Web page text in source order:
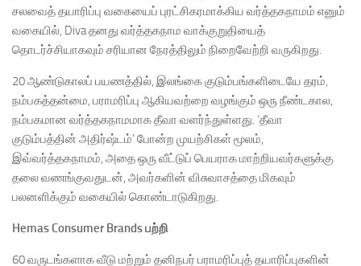
சலவைத் தயாரிப்பு வகையைப் புரட்சிகரமாக்கிய வர்த்தகநாமம் எனும்
வகையில், Diva தனது வர்த்தகநாம வாக்குறுதியைத்
தொடர்ச்சியாகவும் சரியான நேரத்திலும் நிறைவேற்றி வருகிறது.
20 ஆண்டுகாலப் பயணத்தில், இலங்கை குடும்பங்களிடையே தரம்,
நம்பகத்தன்மை, பராமரிப்பு ஆகியவற்றை வழங்கும் ஒரு நீண்டகால,
நம்பகமான வர்த்தகநாமமாக தீவா வளர்ந்துள்ளது. ‘தீவா
குடும்பத்தின் அதிர்ஷ்டம்’ போன்ற முயற்சிகள் மூலம்,
இவ்வர்த்தகநாமம், அதை ஒரு வீட்டுப் பெயராக மாற்றியவர்களுக்கு
தலை வணங்குவதுடன், அவர்களின் விசுவாசத்தை மிகவும்
பலனளிக்கும் வகையில் கொண்டாடுகிறது.
Hemas Consumer Brandsபற்றி
60 வருடங்களாக வீடு மற்றும் தனிநபர் பராமரிப்புத் தயாரிப்புகளின்